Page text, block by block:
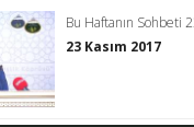
Bu Haftanın Sohbeti
23 Kasım 2017